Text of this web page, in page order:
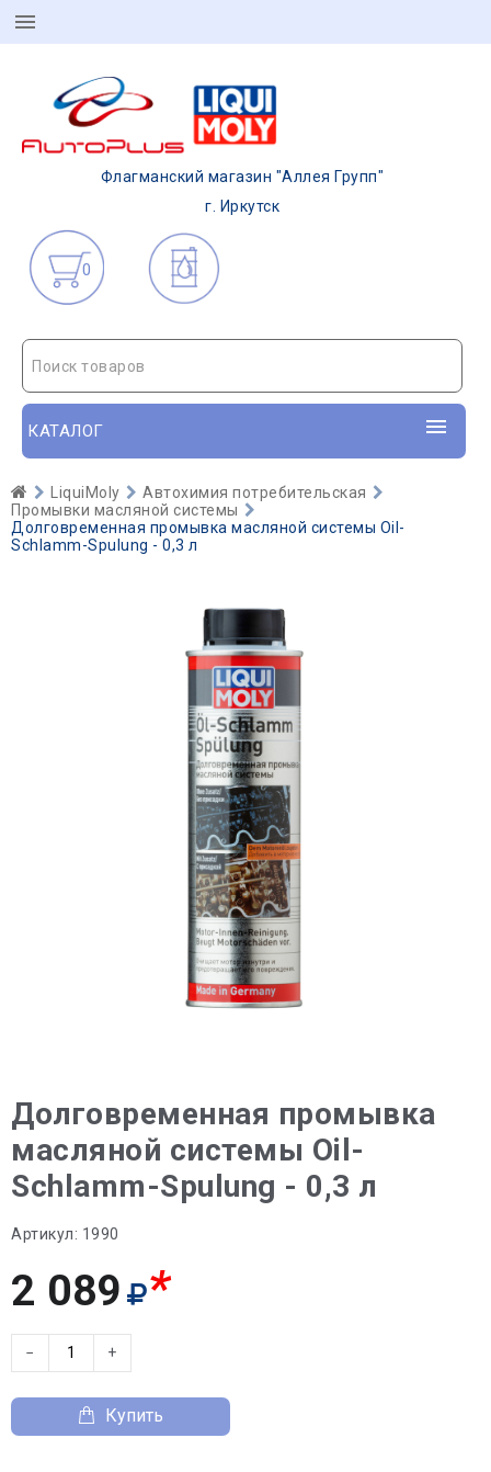
Флагманский магазин "Аллея Групп"
г. Иркутск
0
Поиск товаров
КАТАЛОГ
LiquiMoly
Автохимия потребительская
Промывки масляной системы
Долговременная промывка масляной системы Oil-
Schlamm-Spulung - 0,3 л
Долговременная промывка
масляной системы Oil-
Schlamm-Spulung - 0,3 л
Артикул: 1990
2 089 *
− +
Купить